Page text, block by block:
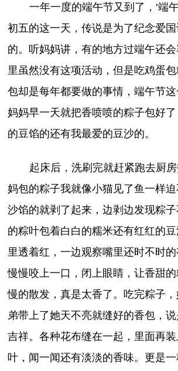
一年一度的端午节又到了，‘端
初五的这一天，传说是为了纪念爱
的。听妈妈讲，有的地方过端午还
里虽然没有这项活动，但是吃鸡蛋
包却是每年都要做的事情，端午节这
妈妈早一天就把香喷喷的粽子包好
的豆馅的还有我最爱的豆沙的。
起床后，洗刷完就赶紧跑去厨
妈包的粽子我就像小猫见了鱼一样
沙馅的就剥了起来，边剥边发现粽
的粽叶包着白白的糯米还有红红的
里透着红，一边观察嘴里还时不时的
慢慢咬上一口，闭上眼睛，让香甜
慢的散发，真是太香了。吃完粽子
弟带上了她天不亮就缝好的香包，
吉祥。各种花布缝在一起，里面再
叶，闻一闻还有淡淡的香味。更是一